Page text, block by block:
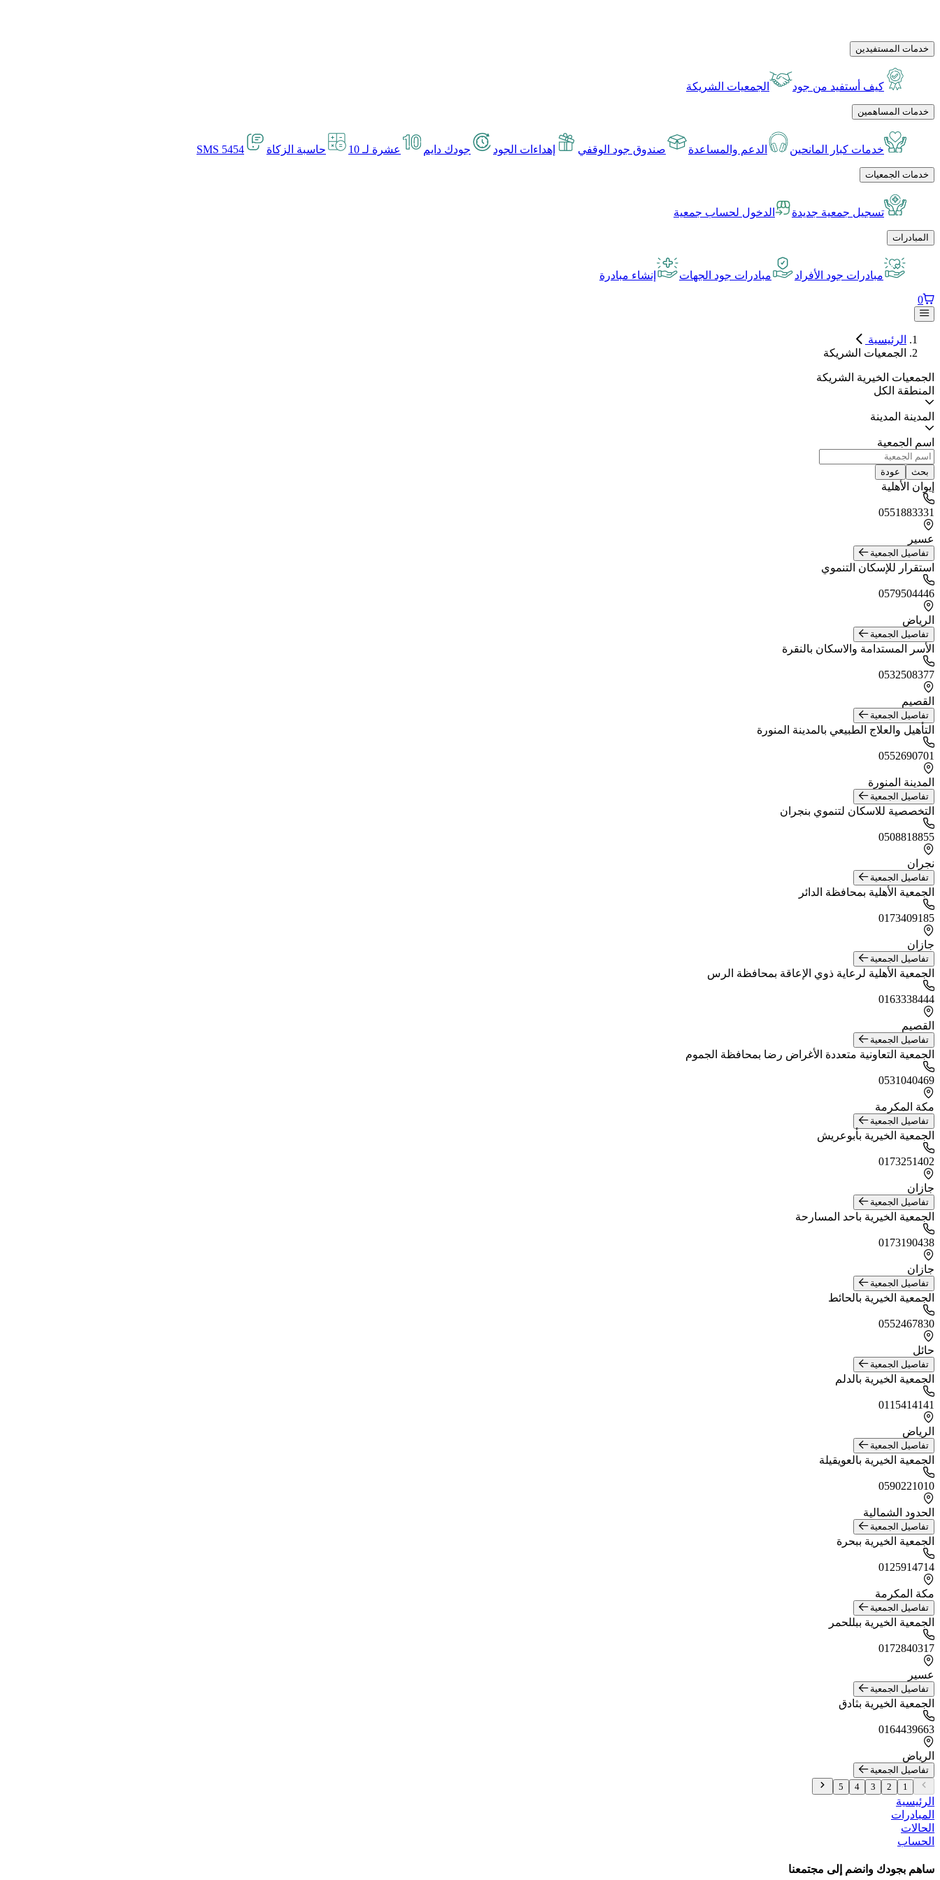
خدمات المستفيدين
كيف أستفيد من جود الجمعيات الشريكة
خدمات المساهمين
خدمات كبار المانحين الدعم والمساعدة صندوق جود الوقفي إهداءات الجود جودك دايم عشرة لـ 10 حاسبة الزكاة SMS 5454
خدمات الجمعيات
تسجيل جمعية جديدة الدخول لحساب جمعية
المبادرات
مبادرات جود الأفراد مبادرات جود الجهات إنشاء مبادرة
0
الرئيسية
الجمعيات الشريكة
الجمعيات الخيرية الشريكة
المنطقة الكل
المدينة المدينة
اسم الجمعية
بحث عودة
إيوان الأهلية
0551883331
عسير
تفاصيل الجمعية
استقرار للإسكان التنموي
0579504446
الرياض
تفاصيل الجمعية
الأسر المستدامة والاسكان بالنقرة
0532508377
القصيم
تفاصيل الجمعية
التأهيل والعلاج الطبيعي بالمدينة المنورة
0552690701
المدينة المنورة
تفاصيل الجمعية
التخصصية للاسكان لتنموي بنجران
0508818855
نجران
تفاصيل الجمعية
الجمعية الأهلية بمحافظة الدائر
0173409185
جازان
تفاصيل الجمعية
الجمعية الأهلية لرعاية ذوي الإعاقة بمحافظة الرس
0163338444
القصيم
تفاصيل الجمعية
الجمعية التعاونية متعددة الأغراض رضا بمحافظة الجموم
0531040469
مكة المكرمة
تفاصيل الجمعية
الجمعية الخيرية بأبوعريش
0173251402
جازان
تفاصيل الجمعية
الجمعية الخيرية باحد المسارحة
0173190438
جازان
تفاصيل الجمعية
الجمعية الخيرية بالحائط
0552467830
حائل
تفاصيل الجمعية
الجمعية الخيرية بالدلم
0115414141
الرياض
تفاصيل الجمعية
الجمعية الخيرية بالعويقيلة
0590221010
الحدود الشمالية
تفاصيل الجمعية
الجمعية الخيرية ببحرة
0125914714
مكة المكرمة
تفاصيل الجمعية
الجمعية الخيرية ببللحمر
0172840317
عسير
تفاصيل الجمعية
الجمعية الخيرية بثادق
0164439663
الرياض
تفاصيل الجمعية
1
2
3
4
5
الرئيسية
المبادرات
الحالات
الحساب
ساهم بجودك وانضم إلى مجتمعنا